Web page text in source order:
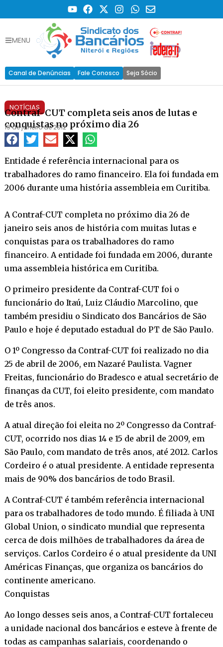
MENU
Canal de Denúncias Fale Conosco Seja Sócio
NOTÍCIAS
Contraf-CUT completa seis anos de lutas e
conquistas no próximo dia 26
19 de janeiro de 2012
Entidade é referência internacional para os
trabalhadores do ramo financeiro. Ela foi fundada em
2006 durante uma história assembleia em Curitiba.
A Contraf-CUT completa no próximo dia 26 de
janeiro seis anos de história com muitas lutas e
conquistas para os trabalhadores do ramo
financeiro. A entidade foi fundada em 2006, durante
uma assembleia histórica em Curitiba.
O primeiro presidente da Contraf-CUT foi o
funcionário do Itaú, Luiz Cláudio Marcolino, que
também presidiu o Sindicato dos Bancários de São
Paulo e hoje é deputado estadual do PT de São Paulo.
O 1º Congresso da Contraf-CUT foi realizado no dia
25 de abril de 2006, em Nazaré Paulista. Vagner
Freitas, funcionário do Bradesco e atual secretário de
finanças da CUT, foi eleito presidente, com mandato
de três anos.
A atual direção foi eleita no 2º Congresso da Contraf-
CUT, ocorrido nos dias 14 e 15 de abril de 2009, em
São Paulo, com mandato de três anos, até 2012. Carlos
Cordeiro é o atual presidente. A entidade representa
mais de 90% dos bancários de todo Brasil.
A Contraf-CUT é também referência internacional
para os trabalhadores de todo mundo. É filiada à UNI
Global Union, o sindicato mundial que representa
cerca de dois milhões de trabalhadores da área de
serviços. Carlos Cordeiro é o atual presidente da UNI
Américas Finanças, que organiza os bancários do
continente americano.
Conquistas
Ao longo desses seis anos, a Contraf-CUT fortaleceu
a unidade nacional dos bancários e esteve à frente de
todas as campanhas salariais, coordenando o